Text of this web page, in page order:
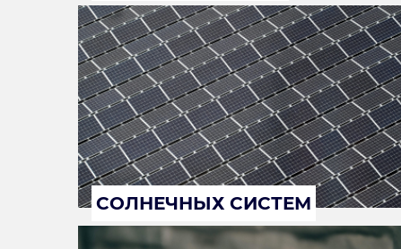
СОЛНЕЧНЫХ СИСТЕМ